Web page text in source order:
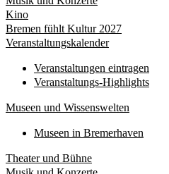
Kino
Bremen fühlt Kultur 2027
Veranstaltungskalender
Veranstaltungen eintragen
Veranstaltungs-Highlights
Museen und Wissenswelten
Museen in Bremerhaven
Theater und Bühne